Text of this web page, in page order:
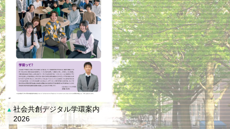
▲ 社会共創デジタル学環案内
2026